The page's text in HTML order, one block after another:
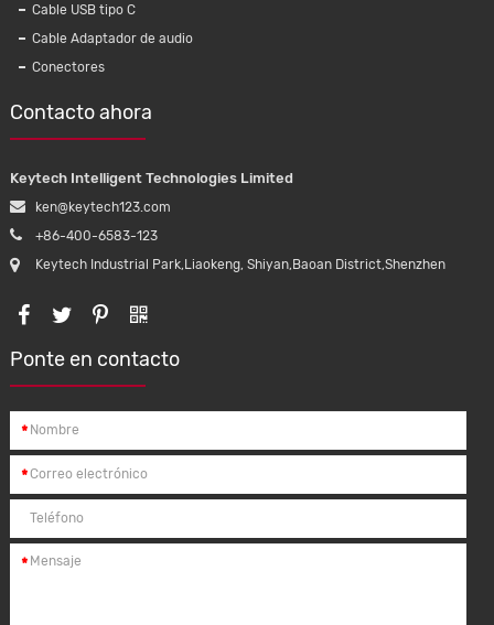
Cable USB tipo C
Cable Adaptador de audio
Conectores
Contacto ahora
Keytech Intelligent Technologies Limited
ken@keytech123.com
+86-400-6583-123
Keytech Industrial Park,Liaokeng, Shiyan,Baoan District,Shenzhen
Ponte en contacto
*
*
*